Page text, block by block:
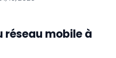
réseau mobile à